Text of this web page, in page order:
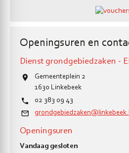
Openingsuren en
Dienst grondgebiedzaken -
Gemeenteplein 2
1630 Linkebeek
02 383 09 43
Openingsuren
Vandaag gesloten